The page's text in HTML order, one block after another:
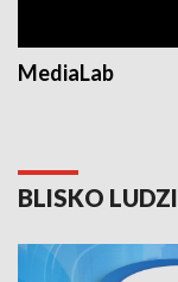
MediaLab
BLISKO LUDZI